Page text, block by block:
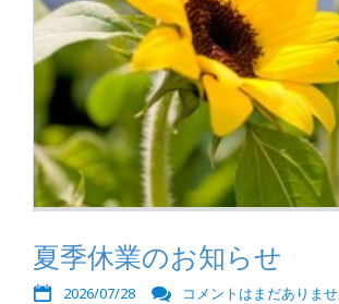
夏季休業のお知らせ
2026/07/28
コメントはまだありま